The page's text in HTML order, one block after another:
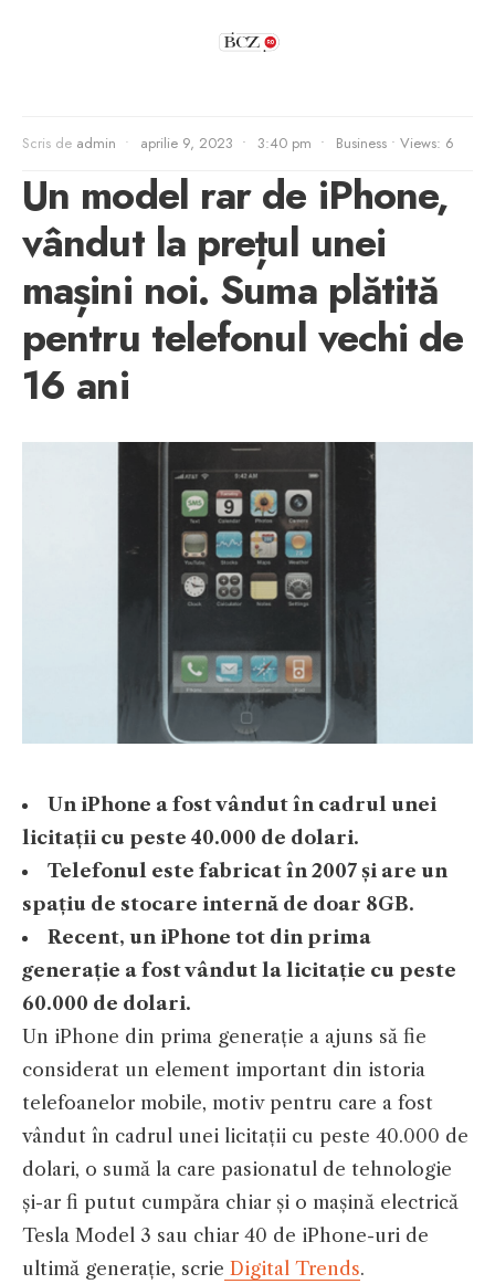
Scris de admin • aprilie 9, 2023 • 3:40 pm • Business • Views: 6
Un model rar de iPhone,
vândut la prețul unei
mașini noi. Suma plătită
pentru telefonul vechi de
16 ani
Un iPhone a fost vândut în cadrul unei
licitații cu peste 40.000 de dolari.
Telefonul este fabricat în 2007 și are un
spațiu de stocare internă de doar 8GB.
Recent, un iPhone tot din prima
generație a fost vândut la licitație cu peste
60.000 de dolari.
Un iPhone din prima generație a ajuns să fie
considerat un element important din istoria
telefoanelor mobile, motiv pentru care a fost
vândut în cadrul unei licitații cu peste 40.000 de
dolari, o sumă la care pasionatul de tehnologie
și-ar fi putut cumpăra chiar și o mașină electrică
Tesla Model 3 sau chiar 40 de iPhone-uri de
ultimă generație, scrie Digital Trends.